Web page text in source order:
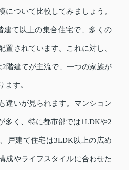
について比較してみましょう。
建て以上の集合住宅で、多くの
置されています。これに対し、
2階建てが主流で、一つの家族が
ます。
違いが見られます。マンション
多く、特に都市部では1LDKや2
戸建て住宅は3LDK以上の広め
成やライフスタイルに合わせた